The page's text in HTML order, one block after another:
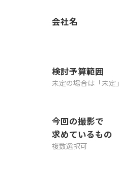
会社名
検討予算範囲
未定の場合は「未定」
今回の撮影で
求めているもの
複数選択可